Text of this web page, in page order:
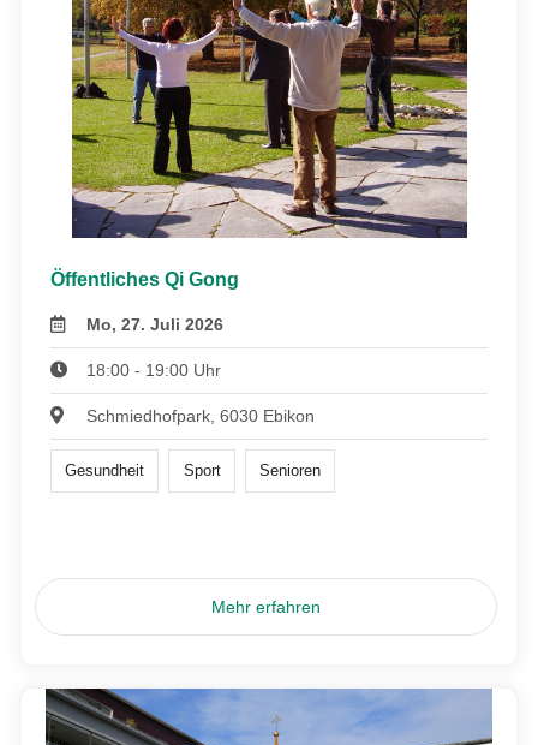
Öffentliches Qi Gong
Mo, 27. Juli 2026
18:00 - 19:00 Uhr
Schmiedhofpark, 6030 Ebikon
Gesundheit Sport Senioren
Mehr erfahren